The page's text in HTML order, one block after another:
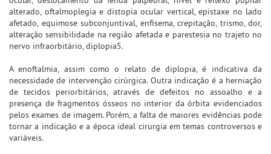
alterado, oftalmoplegia e distopia ocular vertical, epistaxe no lado
afetado, equimose subconjuntival, enfisema, crepitação, trismo, dor,
alteração sensibilidade na região afetada e parestesia no trajeto no
nervo infraorbitário, diplopia5.
A enoftalmia, assim como o relato de diplopia, é indicativa da
necessidade de intervenção cirúrgica. Outra indicação é a herniação
de tecidos periorbitários, através de defeitos no assoalho e a
presença de fragmentos ósseos no interior da órbita evidenciados
pelos exames de imagem. Porém, a falta de maiores evidências pode
tornar a indicação e a época ideal cirurgia em temas controversos e
variáveis.